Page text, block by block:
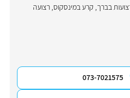
בברך, קרע במינסקוס, רצועה
073-7021575